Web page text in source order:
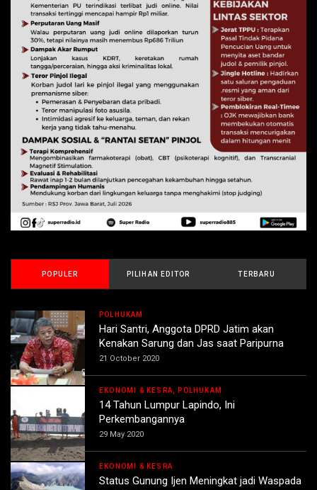
POPULER PILIHAN EDITOR TERBARU
POLHUKAM
Hari Santri, Anggota DPRD Jatim akan
Kenakan Sarung dan Jas saat Paripurna
21 October 2020
EKONOMI & KESRA, POLHUKAM
14 Tahun Lumpur Lapindo, Ini
Perkembangannya
29 May 2020
EKONOMI & KESRA
Status Gunung Ijen Meningkat jadi Waspada